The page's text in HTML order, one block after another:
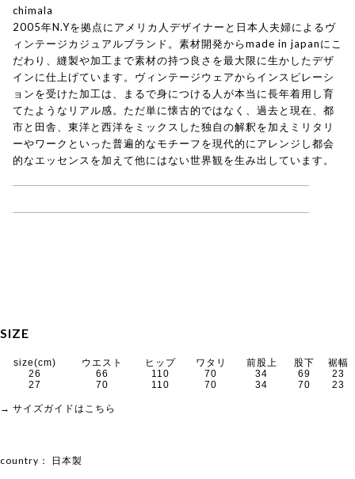
chimala
2005年N.Yを拠点にアメリカ人デザイナーと日本人夫婦によるヴ
ィンテージカジュアルブランド。素材開発からmade in japanにこ
だわり、縫製や加工まで素材の持つ良さを最大限に生かしたデザ
インに仕上げています。ヴィンテージウェアからインスピレーシ
ョンを受けた加工は、まるで身につける人が本当に長年着用し育
てたようなリアル感。ただ単に懐古的ではなく、過去と現在、都
市と田舎、東洋と西洋をミックスした独自の解釈を加えミリタリ
ーやワークといった普遍的なモチーフを現代的にアレンジし都会
的なエッセンスを加えて他にはない世界観を生み出しています。
SIZE
size(cm) ウエスト ヒップ ワタリ 前股上 股下
裾幅
26
66 110 70 34 69
23
27
70 110 70 34 70 23
→ サイズガイドはこちら
country： 日本製